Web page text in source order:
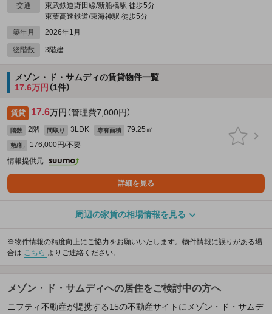
交通
東武鉄道野田線/新船橋駅 徒歩5分
東葉高速鉄道/東海神駅 徒歩5分
築年月
2026年1月
総階数 3階建
メゾン・ド・サムディの賃貸物件一覧
17.6万円 （1件）
賃貸 17.6万円 （管理費7,000円）
階数 2階 間取り 3LDK 専有面積 79.25㎡
敷/礼
176,000円/不要
情報提供元
詳細を見る
周辺の家賃の相場情報を見る
※物件情報の精度向上にご協力をお願いいたします。物件情報に誤りがある場
合は こちら よりご連絡ください。
メゾン・ド・サムディへの居住をご検討中の方へ
ニフティ不動産が提携する15の不動産サイトにメゾン・ド・サムデ